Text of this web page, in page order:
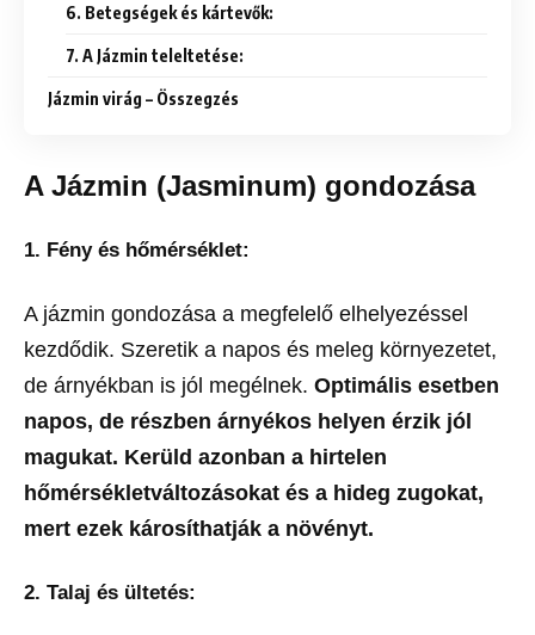
6. Betegségek és kártevők:
7. A Jázmin teleltetése:
Jázmin virág – Összegzés
A Jázmin (Jasminum) gondozása
1. Fény és hőmérséklet:
A jázmin gondozása a megfelelő elhelyezéssel
kezdődik. Szeretik a napos és meleg környezetet,
de árnyékban is jól megélnek. Optimális esetben
napos, de részben árnyékos helyen érzik jól
magukat. Kerüld azonban a hirtelen
hőmérsékletváltozásokat és a hideg zugokat,
mert ezek károsíthatják a növényt.
2. Talaj és ültetés: